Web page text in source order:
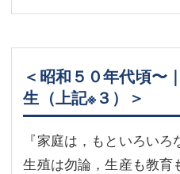
＜昭和５０年代頃〜
生（上記※３）＞
『家庭は，もといろいろ
生殖は勿論，生産も教育